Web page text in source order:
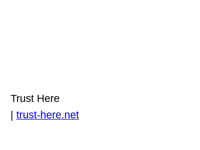
Trust Here
| trust-here.net